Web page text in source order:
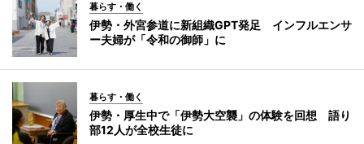
暮らす・働く
伊勢・外宮参道に新組織GPT発足 インフルエンサ
ー夫婦が「令和の御師」に
暮らす・働く
伊勢・厚生中で「伊勢大空襲」の体験を回想 語り
部12人が全校生徒に